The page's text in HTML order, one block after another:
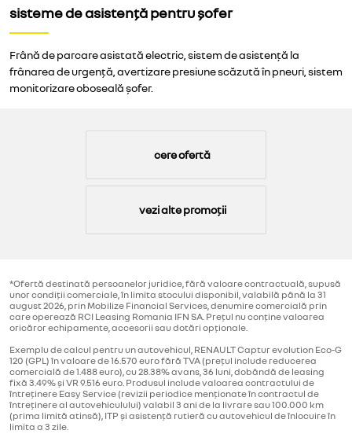
sisteme de asistență pentru șofer
Frână de parcare asistată electric, sistem de asistență la
frânarea de urgență, avertizare presiune scăzută în pneuri, sistem
monitorizare oboseală șofer.
cere ofertă
vezi alte promoții
*Ofertă destinată persoanelor juridice, fără valoare contractuală, supusă
unor condiții comerciale, în limita stocului disponibil, valabilă până la 31
august 2026, prin Mobilize Financial Services, denumire comercială prin
care operează RCI Leasing Romania IFN SA. Prețul nu conține valoarea
oricăror echipamente, accesorii sau dotări opționale.
Exemplu de calcul pentru un autovehicul, RENAULT Captur evolution Eco-G
120 (GPL) în valoare de 16.570 euro fără TVA (prețul include reducerea
comercială de 1.488 euro), cu 28.38% avans, 36 luni, dobândă de leasing
fixă 3.49% și VR 9.516 euro. Produsul include valoarea contractului de
întreținere Easy Service (revizii periodice menționate în contractul de
întreținere al autovehiculului) valabil 3 ani de la livrare sau 100.000 km
(prima limită atinsă), ITP și asistență rutieră cu autovehicul de înlocuire în
limita a 3 zile.